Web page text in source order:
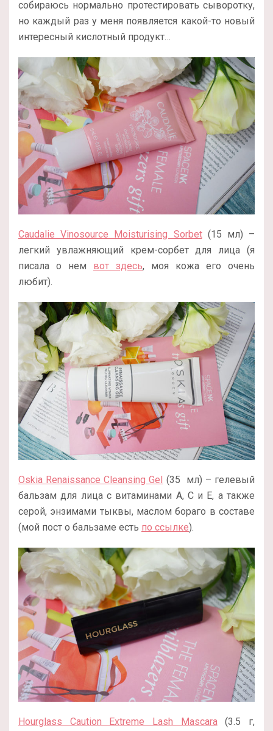
собираюсь нормально протестировать сыворотку,
но каждый раз у меня появляется какой-то новый
интересный кислотный продукт…
Caudalie Vinosource Moisturising Sorbet(15 мл) –
легкий увлажняющий крем-сорбет для лица (я
писала о нем вот здесь, моя кожа его очень
любит).
Oskia Renaissance Cleansing Gel (35 мл) – гелевый
бальзам для лица с витаминами А, С и Е, а также
серой, энзимами тыквы, маслом бораго в составе
(мой пост о бальзаме есть по ссылке).
Hourglass Caution Extreme Lash Mascara(3.5 г,